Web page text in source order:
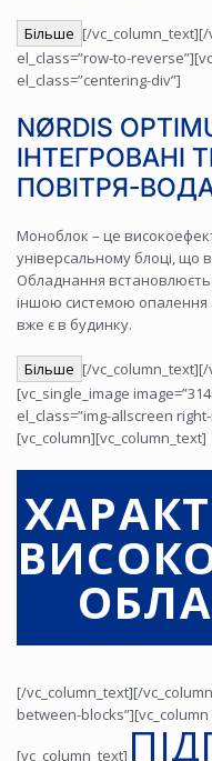
Більше [/
el_class=”row-to-
el_class=”centering-div”]
NØRDIS
ІНТЕГРОВАНІ
ПОВІТРЯ-
Моноблок – це
універсальному блоці, що
Обладнання
іншою системою опалення
вже є в будинку.
Більше [/vc_column_text][/
[vc_single_image
el_class=”img-allscreen
[vc_column][vc_column_text]
[/vc_column_text][/
between-blocks”][vc_column
[vc_column_text]